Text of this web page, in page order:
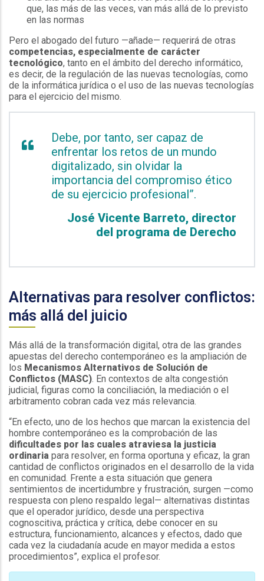
que, las más de las veces, van más allá de lo previsto
en las normas
Pero el abogado del futuro —añade— requerirá de otras
competencias, especialmente de carácter
tecnológico, tanto en el ámbito del derecho informático,
es decir, de la regulación de las nuevas tecnologías, como
de la informática jurídica o el uso de las nuevas tecnologías
para el ejercicio del mismo.
Debe, por tanto, ser capaz de
enfrentar los retos de un mundo
digitalizado, sin olvidar la
importancia del compromiso ético
de su ejercicio profesional”.
José Vicente Barreto, director
del programa de Derecho
Alternativas para resolver conflictos:
más allá del juicio
Más allá de la transformación digital, otra de las grandes
apuestas del derecho contemporáneo es la ampliación de
los Mecanismos Alternativos de Solución de
Conflictos (MASC). En contextos de alta congestión
judicial, figuras como la conciliación, la mediación o el
arbitramento cobran cada vez más relevancia.
“En efecto, uno de los hechos que marcan la existencia del
hombre contemporáneo es la comprobación de las
dificultades por las cuales atraviesa la justicia
ordinaria para resolver, en forma oportuna y eficaz, la gran
cantidad de conflictos originados en el desarrollo de la vida
en comunidad. Frente a esta situación que genera
sentimientos de incertidumbre y frustración, surgen —como
respuesta con pleno respaldo legal— alternativas distintas
que el operador jurídico, desde una perspectiva
cognoscitiva, práctica y crítica, debe conocer en su
estructura, funcionamiento, alcances y efectos, dado que
cada vez la ciudadanía acude en mayor medida a estos
procedimientos”, explica el profesor.